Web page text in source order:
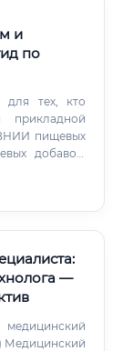
и
по
для тех, кто
прикладной
пищевых
добавок,
—